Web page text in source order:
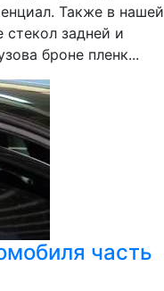
Также в нашей
задней и
броне пленк...
часть